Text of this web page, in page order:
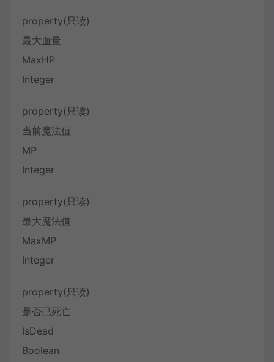
property(只读)
最大血量
MaxHP
Integer
property(只读)
当前魔法值
MP
Integer
property(只读)
最大魔法值
MaxMP
Integer
property(只读)
是否已死亡
IsDead
Boolean